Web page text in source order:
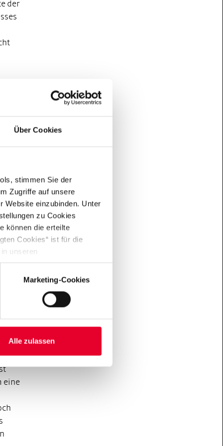
Über Cookies
stimmen Sie der
Zugriffe auf unsere
Website einzubinden. Unter
zu Cookies
können die erteilte
Cookies“ ist für die
unseren
Marketing-Cookies
Alle zulassen
der
vor
und
–
eine